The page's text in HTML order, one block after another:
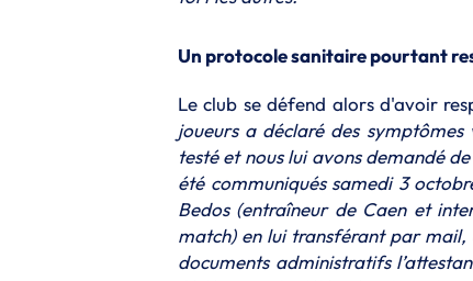
Un protocole sanitaire pourtant
Le club se défend alors d'avoir
joueurs a déclaré des
testé et nous lui avons demandé
été communiqués samedi 3
Bedos (entraîneur de Caen et
match) en lui transférant par mail,
documents administratifs